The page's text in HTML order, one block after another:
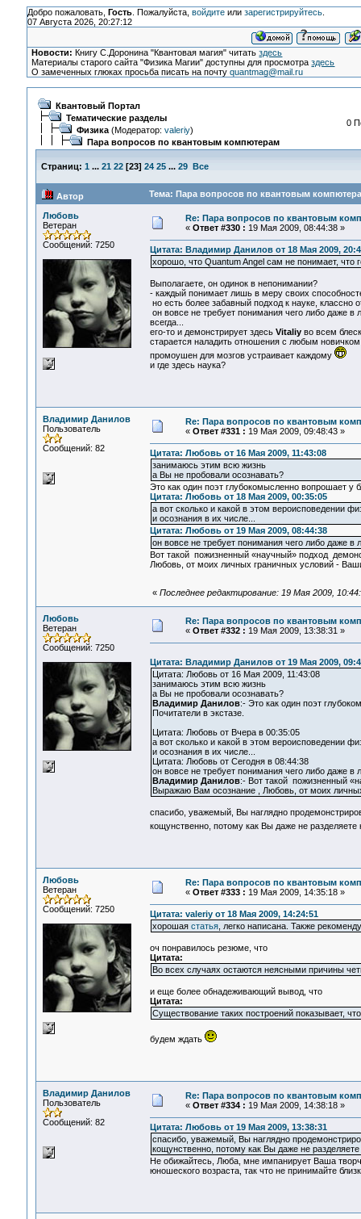
Добро пожаловать, Гость. Пожалуйста, войдитеили зарегистрируйтесь.
07 Августа 2026, 20:27:12
Новости: Книгу С.Доронина "Квантовая магия" читатьздесь
Материалы старого сайта "Физика Магии" доступны для просмотраздесь
О замеченных глюках просьба писать на почтуquantmag@mail.ru
Квантовый Портал
Тематические разделы
Физика(Модератор: valeriy)
Пара вопросов по квантовым компютерам
0
Страниц: 1 ... 21 22[23] 24 25 ... 29 Все
Автор Тема: Пара вопросов по квантовым
Любовь
Ветеран
Сообщений: 7250
Re: Пара вопросов по квантовым
« Ответ #330 : 19 Мая 2009, 08:44:38 »
Цитата: Владимир Данилов от 18 Мая 2009,
хорошо, что Quantum Angel сам не понимает, что
Выполагаете, он одинок в непонимании?
- каждый понимает лишь в меру своих
но есть более забавный подход к науке, классно
он вовсе не требует понимания чего либо даже в
всегда...
его-то и демонстрирует здесь Vitaliyво всем
старается наладить отношения с любым
промоушен для мозгов устраивает каждому
и где здесь наука?
Владимир Данилов
Пользователь
Сообщений: 82
Re: Пара вопросов по квантовым
« Ответ #331 : 19 Мая 2009, 09:48:43 »
Цитата: Любовь от 16 Мая 2009, 11:43:08
занимаюсь этим всю жизнь
а Вы не пробовали осознавать?
Это как один поэт глубокомысленно вопрошает у
Цитата: Любовь от 18 Мая 2009, 00:35:05
а вот сколько и какой в этом вероисповедении
и осознания в их числе...
Цитата: Любовь от 19 Мая 2009, 08:44:38
он вовсе не требует понимания чего либо даже в
Вот такой пожизненный «научный» подход
Любовь, от моих личных граничных условий -
« Последнее редактирование: 19 Мая 2009,
Любовь
Ветеран
Сообщений: 7250
Re: Пара вопросов по квантовым
« Ответ #332 : 19 Мая 2009, 13:38:31 »
Цитата: Владимир Данилов от 19 Мая 2009,
Цитата: Любовь от 16 Мая 2009, 11:43:08
занимаюсь этим всю жизнь
а Вы не пробовали осознавать?
Владимир Данилов:- Это как один поэт
Почитатели в экстазе.
Цитата: Любовь от Вчера в 00:35:05
а вот сколько и какой в этом вероисповедении
и осознания в их числе...
Цитата: Любовь от Сегодня в 08:44:38
он вовсе не требует понимания чего либо даже в
Владимир Данилов:- Вот такой пожизненный
Выражаю Вам осознание , Любовь, от моих
спасибо, уважемый, Вы наглядно
кощунственно, потому как Вы даже не разделяете
Любовь
Ветеран
Сообщений: 7250
Re: Пара вопросов по квантовым
« Ответ #333 : 19 Мая 2009, 14:35:18 »
Цитата: valeriy от 18 Мая 2009, 14:24:51
хорошая статья, легко написана. Также
оч понравилось резюме, что
Цитата:
Во всех случаях остаются неясными причины
и еще более обнадеживающий вывод, что
Цитата:
Существование таких построений показывает,
будем ждать
Владимир Данилов
Пользователь
Сообщений: 82
Re: Пара вопросов по квантовым
« Ответ #334 : 19 Мая 2009, 14:38:18 »
Цитата: Любовь от 19 Мая 2009, 13:38:31
спасибо, уважемый, Вы наглядно
кощунственно, потому как Вы даже не разделяете
Не обижайтесь, Люба, мне импанирует Ваша
юношеского возраста, так что не принимайте